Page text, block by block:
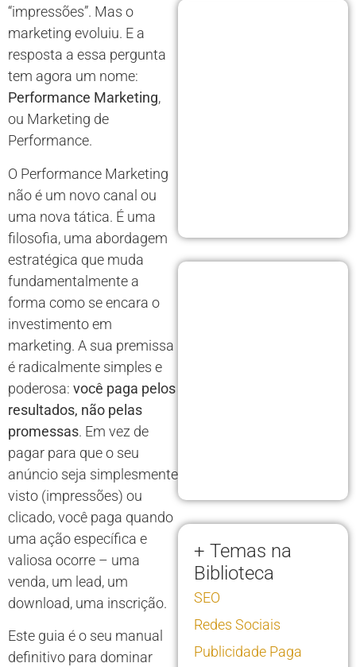
“impressões”. Mas o
marketing evoluiu. E a
resposta a essa pergunta
tem agora um nome:
Performance Marketing,
ou Marketing de
Performance.
O Performance Marketing
não é um novo canal ou
uma nova tática. É uma
filosofia, uma abordagem
estratégica que muda
fundamentalmente a
forma como se encara o
investimento em
marketing. A sua premissa
é radicalmente simples e
poderosa: você paga pelos
resultados, não pelas
promessas. Em vez de
pagar para que o seu
anúncio seja simplesmente
visto (impressões) ou
clicado, você paga quando
uma ação específica e
valiosa ocorre – uma
venda, um lead, um
download, uma inscrição.
Este guia é o seu manual
definitivo para dominar
+ Temas na
Biblioteca
SEO
Redes Sociais
Publicidade Paga